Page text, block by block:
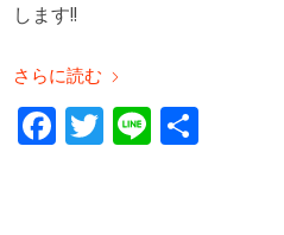
します!!
さらに読む
Facebook
Twitter
Line